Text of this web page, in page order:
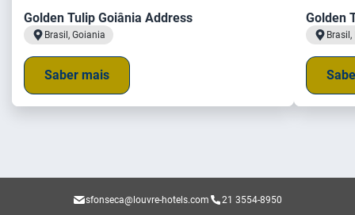
Golden Tulip Goiânia Address
Brasil, Goiania
Saber mais
Golden
sfonseca@louvre-hotels.com 21 3554-8950